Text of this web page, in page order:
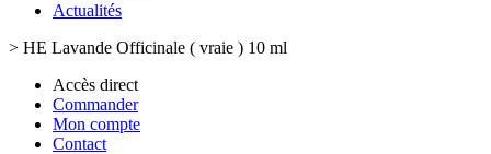
Actualités
> HE Lavande Officinale ( vraie ) 10 ml
Accès direct
Commander
Mon compte
Contact